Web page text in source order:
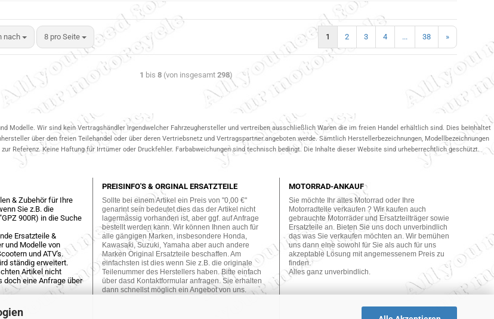
nach 8 pro Seite 1 2 3 4 ... 38 »
1 bis8 (von insgesamt298)
Modelle. Wir sind kein Vertragshändler irgendwelcher Fahrzeughersteller und vertreiben ausschließlich Waren die im freien Handel erhältlich sind. Dies beinhaltet
über den freien Teilehandel oder über deren Vertriebsnetz und Vertragspartner.angeboten werde. Sämtlich Herstellerbezeichnungen, Modellbezeichnungen
Referenz. Keine Haftung für Irrtümer oder Druckfehler. Farbabweichungen sind technisch bedingt. Die Inhalte dieser Website sind urheberrechtlich geschützt.
& Zubehör für Ihre
Sie z.B. die
900R) in die Suche
Ersatzteile &
und Modelle von
und ATV's.
ständig erweitert.
Artikel nicht
doch eine Anfrage über
PREISINFO'S & ORGINAL ERSATZTEILE
Sollte bei einem Artikel ein Preis von "0,00 €"
genannt sein bedeutet dies das der Artikel nicht
lagermässig vorhanden ist, aber ggf. auf Anfrage
bestellt werden kann. Wir können Ihnen auch für
alle gängigen Marken, insbesondere Honda,
Kawasaki, Suzuki, Yamaha aber auch andere
Marken Original Ersatzteile beschaffen. Am
einfachsten ist dies wenn Sie z.B. die originale
Teilenummer des Herstellers haben. Bitte einfach
über dasd Kontaktformular anfragen. Sie erhalten
dann schnellst möglich ein Angebot von uns.
MOTORRAD-ANKAUF
Sie möchte Ihr altes Motorrad oder Ihre
Motorradteile verkaufen ? Wir kaufen auch
gebrauchte Motorräder und Ersatzteilträger sowie
Ersatzteile an. Bieten Sie uns doch unverbindlich
das was Sie verkaufen möchten an. Wir bemühen
uns dann eine sowohl für Sie als auch für uns
akzeptable Lösung mit angemessenem Preis zu
finden.
Alles ganz unverbindlich.